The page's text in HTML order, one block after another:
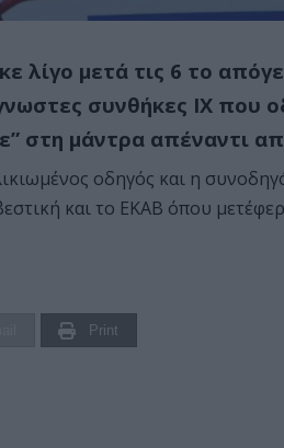
λίγο μετά τις 6 το
συνθήκες ΙΧ που
στη μάντρα απέναντι
οδηγός και η
και το ΕΚΑΒ όπου
Print